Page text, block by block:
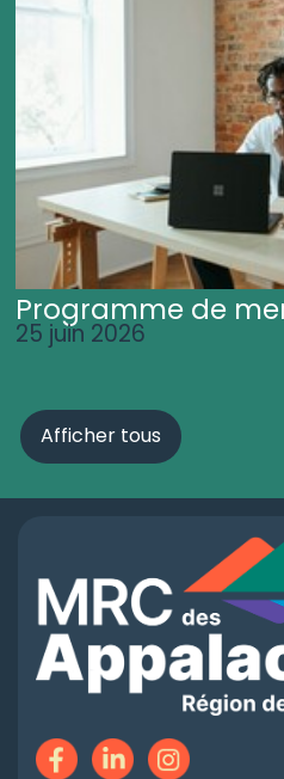
Programme de
25 juin 2026
Afficher tous